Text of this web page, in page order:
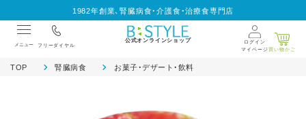
1982年創業、腎臓病食・介護食・治療食専門店
メニュー フリーダイヤル
公式オンラインショップ
ログイン
マイページ買い物かご
TOP 腎臓病食 お菓子・デザート・飲料